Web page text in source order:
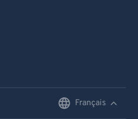
Français